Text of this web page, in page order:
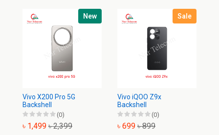
New
Vivo X200 Pro 5G
Backshell
(0)
৳ 1,499 ৳ 2,399
Sale
Vivo iQOO Z9x
Backshell
(0)
৳ 699 ৳ 899